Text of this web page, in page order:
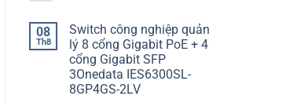
08
Th8
Switch công nghiệp quản
lý 8 cổng Gigabit PoE + 4
cổng Gigabit SFP
3Onedata IES6300SL-
8GP4GS-2LV